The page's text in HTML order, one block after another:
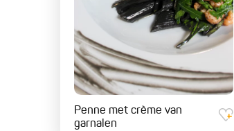
Penne met crème van
garnalen